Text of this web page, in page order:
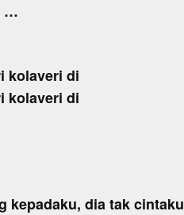
…
kolaveri di
kolaveri di
kepadaku, dia tak cintaku